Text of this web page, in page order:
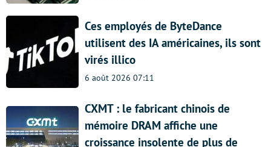
Ces employés de ByteDance
utilisent des IA américaines, ils sont
virés illico
6 août 2026 07:11
CXMT : le fabricant chinois de
mémoire DRAM affiche une
croissance insolente de plus de